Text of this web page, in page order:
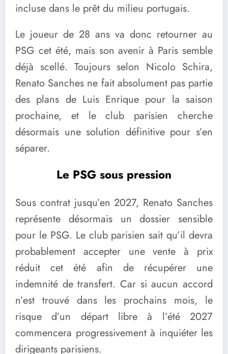
incluse dans le prêt du milieu portugais.
Le joueur de 28 ans va donc retourner au
PSG cet été, mais son avenir à Paris semble
déjà scellé. Toujours selon Nicolo Schira,
Renato Sanches ne fait absolument pas partie
des plans de Luis Enrique pour la saison
prochaine, et le club parisien cherche
désormais une solution définitive pour s’en
séparer.
Le PSG sous pression
Sous contrat jusqu’en 2027, Renato Sanches
représente désormais un dossier sensible
pour le PSG. Le club parisien sait qu’il devra
probablement accepter une vente à prix
réduit cet été afin de récupérer une
indemnité de transfert. Car si aucun accord
n’est trouvé dans les prochains mois, le
risque d’un départ libre à l’été 2027
commencera progressivement à inquiéter les
dirigeants parisiens.